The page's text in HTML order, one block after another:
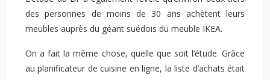
des personnes de moins de 30 ans achètent leurs
meubles auprès du géant suédois du meuble IKEA.
On a fait la même chose, quelle que soit l’étude. Grâce
au planificateur de cuisine en ligne, la liste d’achats était